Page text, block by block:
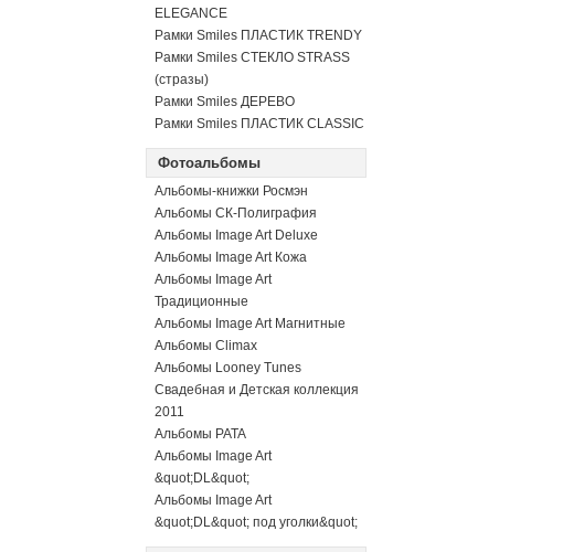
ELEGANCE
Рамки Smiles ПЛАСТИК TRENDY
Рамки Smiles СТЕКЛО STRASS
(стразы)
Рамки Smiles ДЕРЕВО
Рамки Smiles ПЛАСТИК CLASSIC
Фотоальбомы
Альбомы-книжки Росмэн
Альбомы СК-Полиграфия
Альбомы Image Art Deluxe
Альбомы Image Art Кожа
Альбомы Image Art
Традиционные
Альбомы Image Art Магнитные
Альбомы Climax
Альбомы Looney Tunes
Свадебная и Детская коллекция
2011
Альбомы PATA
Альбомы Image Art
&quot;DL&quot;
Альбомы Image Art
&quot;DL&quot; под уголки&quot;